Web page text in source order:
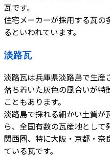
瓦です。
住宅メーカーが採用する瓦の
るといわれています。
淡路瓦
淡路瓦は兵庫県淡路島で生産
落ち着いた灰色の風合いが特
こともあります。
淡路島で採れる細かい土質が
ら、全国有数の瓦産地として
関西圏、特に大阪・京都・
ている瓦です。